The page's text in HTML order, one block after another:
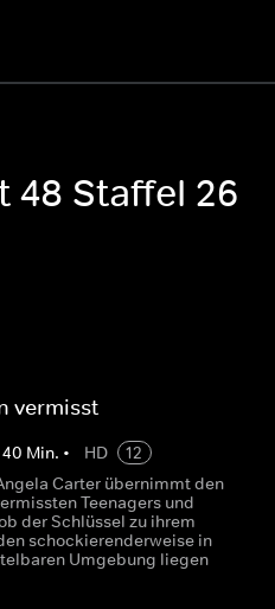
48 Staffel 26
vermisst
40 Min. • HD
12
Carter übernimmt den
Teenagers und
der Schlüssel zu ihrem
schockierenderweise in
Umgebung liegen